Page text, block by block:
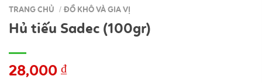
TRANG CHỦ / ĐỒ KHÔ VÀ GIA VỊ
Hủ tiếu Sadec (100gr)
28,000 ₫